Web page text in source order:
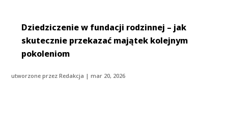
Dziedziczenie w fundacji rodzinnej – jak
skutecznie przekazać majątek kolejnym
pokoleniom
utworzone przezRedakcja |mar 20, 2026